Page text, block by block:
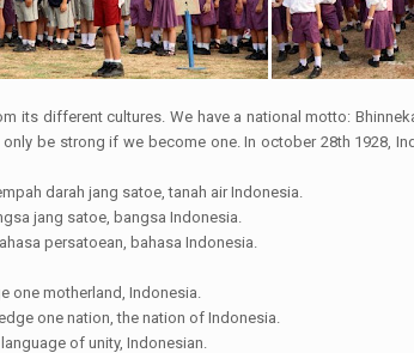
different cultures. We have a national motto:
be strong if we become one. In october 28th 1928,
darah jang satoe, tanah air Indonesia.
jang satoe, bangsa Indonesia.
persatoean, bahasa Indonesia.
one motherland, Indonesia.
one nation, the nation of Indonesia.
of unity, Indonesian.